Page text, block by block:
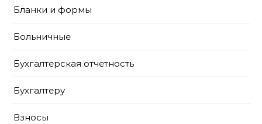
Бланки и формы
Больничные
Бухгалтерская отчетность
Бухгалтеру
Взносы